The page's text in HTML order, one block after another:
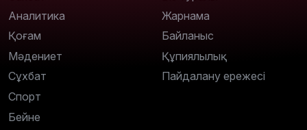
Аналитика
Қоғам
Мәдениет
Сұхбат
Спорт
Бейне
Жарнама
Байланыс
Құпиялылық
Пайдалану ережесі